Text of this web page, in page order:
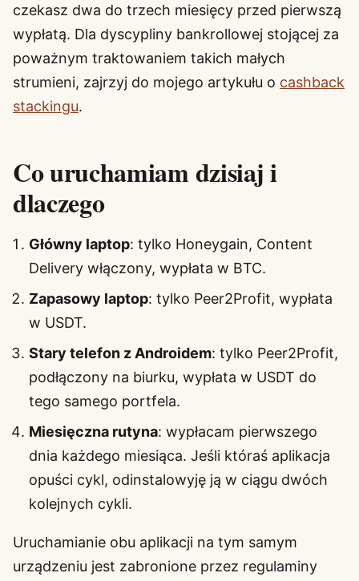
czekasz dwa do trzech miesięcy przed pierwszą
wypłatą. Dla dyscypliny bankrollowej stojącej za
poważnym traktowaniem takich małych
strumieni, zajrzyj do mojego artykułu o cashback
stackingu.
Co uruchamiam dzisiaj i
dlaczego
Główny laptop: tylko Honeygain, Content
Delivery włączony, wypłata w BTC.
Zapasowy laptop: tylko Peer2Profit, wypłata
w USDT.
Stary telefon z Androidem: tylko Peer2Profit,
podłączony na biurku, wypłata w USDT do
tego samego portfela.
Miesięczna rutyna: wypłacam pierwszego
dnia każdego miesiąca. Jeśli któraś aplikacja
opuści cykl, odinstalowyję ją w ciągu dwóch
kolejnych cykli.
Uruchamianie obu aplikacji na tym samym
urządzeniu jest zabronione przez regulaminy